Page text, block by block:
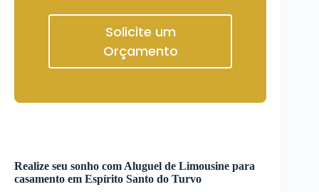
Solicite um
Orçamento
Realize seu sonho com Aluguel de Limousine para
casamento em Espírito Santo do Turvo